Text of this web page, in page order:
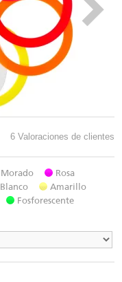
6 Valoraciones de clientes
Morado
Rosa
Blanco
Amarillo
Fosforescente